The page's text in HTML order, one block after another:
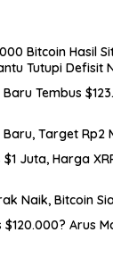
Bitcoin Hasil
Tutupi Defisit
Tembus
Target Rp2
Juta, Harga
Naik, Bitcoin
$120.000? Arus